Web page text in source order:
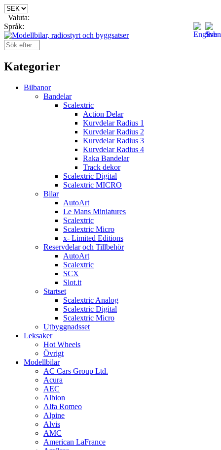
Valuta:
Språk:
Kategorier
Bilbanor
Bandelar
Scalextric
Action Delar
Kurvdelar Radius 1
Kurvdelar Radius 2
Kurvdelar Radius 3
Kurvdelar Radius 4
Raka Bandelar
Track dekor
Scalextric Digital
Scalextric MICRO
Bilar
AutoArt
Le Mans Miniatures
Scalextric
Scalextric Micro
x- Limited Editions
Reservdelar och Tillbehör
AutoArt
Scalextric
SCX
Slot.it
Startset
Scalextric Analog
Scalextric Digital
Scalextric Micro
Utbyggnadsset
Leksaker
Hot Wheels
Övrigt
Modellbilar
AC Cars Group Ltd.
Acura
AEC
Albion
Alfa Romeo
Alpine
Alvis
AMC
American LaFrance